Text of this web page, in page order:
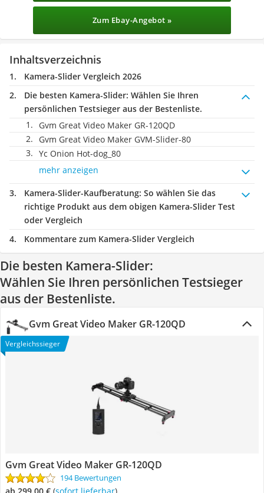
Zum Ebay-Angebot »
Inhaltsverzeichnis
Kamera-Slider Vergleich 2026
Die besten Kamera-Slider: Wählen Sie Ihren
persönlichen Testsieger aus der Bestenliste.
Gvm Great Video Maker GR-120QD
Gvm Great Video Maker GVM-Slider-80
Yc Onion ‎Hot-dog_80
mehr anzeigen
Kamera-Slider-Kaufberatung: So wählen Sie das
richtige Produkt aus dem obigen Kamera-Slider Test
oder Vergleich
Kommentare zum Kamera-Slider Vergleich
Die besten Kamera-Slider:
Wählen Sie Ihren persönlichen Testsieger
aus der Bestenliste.
Gvm Great Video Maker GR-120QD
Vergleichssieger
Gvm Great Video Maker GR-120QD
194 Bewertungen